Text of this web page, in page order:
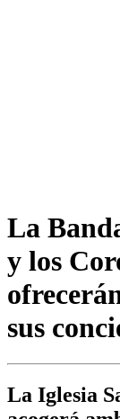
La
y los
sus
La Iglesia